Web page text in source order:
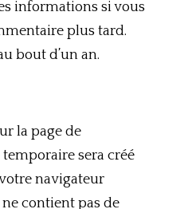
informations si vous
plus tard.
bout d’un an.
la page de
sera créé
navigateur
contient pas de